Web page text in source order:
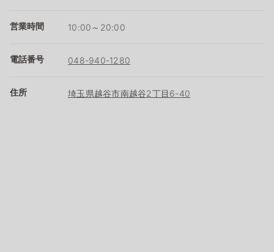
営業時間 10:00～20:00
電話番号 048-940-1280
住所 埼玉県越谷市南越谷2丁目6-40